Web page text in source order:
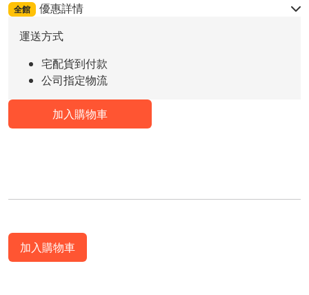
全館
優惠詳情
運送方式
宅配貨到付款
公司指定物流
加入購物車
加入購物車